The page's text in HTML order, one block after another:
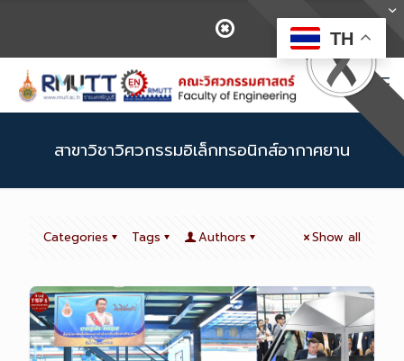
สาขาวิชาวิศวกรรมอิเล็กทรอนิกส์อากาศยาน
Categories Tags Authors Show all
TH